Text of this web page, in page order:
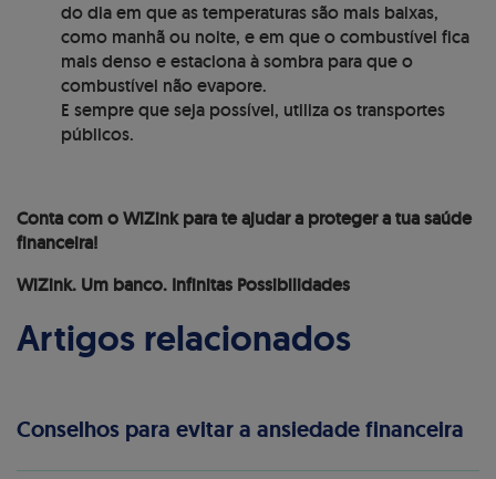
do dia em que as temperaturas são mais baixas,
como manhã ou noite, e em que o combustível fica
mais denso e estaciona à sombra para que o
combustível não evapore.
E sempre que seja possível, utiliza os transportes
públicos.
Conta com o WiZink para te ajudar a proteger a tua saúde
financeira!
WiZink. Um banco. Infinitas Possibilidades
Artigos relacionados
Conselhos para evitar a ansiedade financeira